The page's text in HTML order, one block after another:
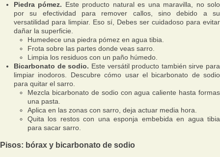
Piedra pómez. Este producto natural es una maravilla, no solo
por su efectividad para remover callos, sino debido a su
versatilidad para limpiar. Eso sí, Debes ser cuidadoso para evitar
dañar la superficie.
Humedece una piedra pómez en agua tibia.
Frota sobre las partes donde veas sarro.
Limpia los residuos con un paño húmedo.
Bicarbonato de sodio. Este versátil producto también sirve para
limpiar inodoros. Descubre cómo usar el bicarbonato de sodio
para quitar el sarro.
Mezcla bicarbonato de sodio con agua caliente hasta formas
una pasta.
Aplica en las zonas con sarro, deja actuar media hora.
Quita los restos con una esponja embebida en agua tibia
para sacar sarro.
Pisos: bórax y bicarbonato de sodio